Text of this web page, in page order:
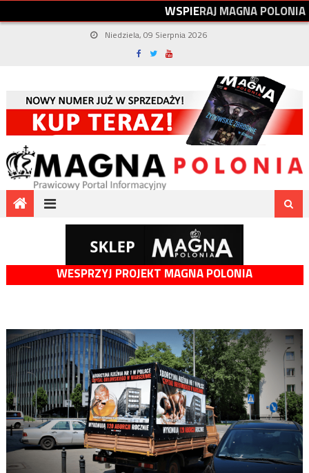
WSPIERAJMAGNAPOLONIA
Niedziela, 09 Sierpnia 2026
WESPRZYJ PROJEKT MAGNA POLONIA